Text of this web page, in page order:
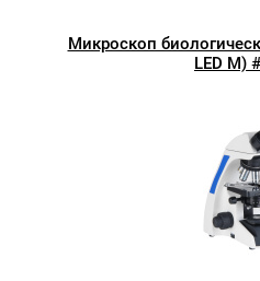
Микроскоп
LED М)